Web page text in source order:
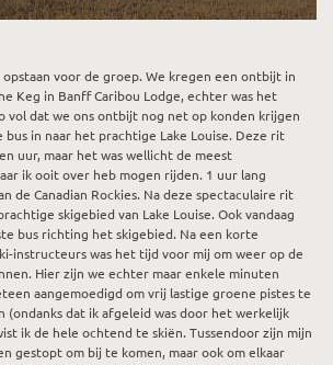
voor de groep. We kregen een ontbijt in
Keg in Banff Caribou Lodge, echter was het
vol dat we ons ontbijt nog net op konden krijgen
in naar het prachtige Lake Louise. Deze rit
uur, maar het was wellicht de meest
ik ooit over heb mogen rijden. 1 uur lang
de Canadian Rockies. Na deze spectaculaire rit
skigebied van Lake Louise. Ook vandaag
bus richting het skigebied. Na een korte
instructeurs was het tijd voor mij om weer op de
Hier zijn we echter maar enkele minuten
aangemoedigd om vrij lastige groene pistes te
(ondanks dat ik afgeleid was door het werkelijk
ik de hele ochtend te skiën. Tussendoor zijn mijn
gestopt om bij te komen, maar ook om elkaar